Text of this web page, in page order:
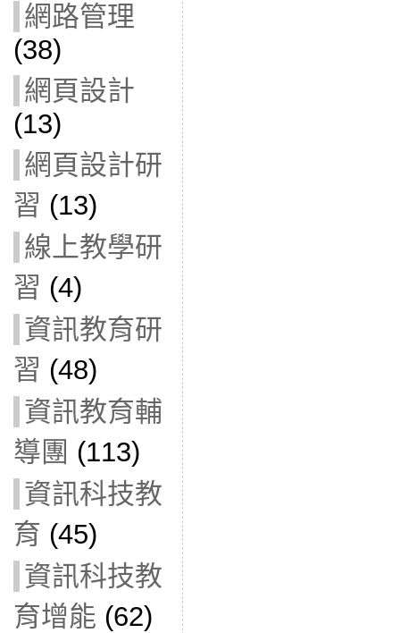
網路管理
(38)
網頁設計
(13)
網頁設計研
習 (13)
線上教學研
習 (4)
資訊教育研
習 (48)
資訊教育輔
導團 (113)
資訊科技教
育 (45)
資訊科技教
育增能 (62)